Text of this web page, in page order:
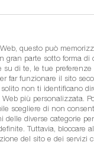
in fioritura. Non
l’eventuale
questo può
gran parte sotto forma di
su di te, le tue
far funzionare il sito
non ti identificano
più personalizzata.
scegliere di non
delle diverse categorie
Tuttavia, bloccare
del sito e dei servizi